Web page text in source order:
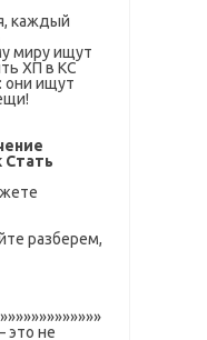
каждый
миру ищут
ХП в КС
они ищут
Стать
разберем,
это не